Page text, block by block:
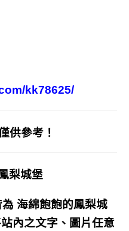
kk78625/
供參考！
梨城堡
海綿飽飽的鳳梨城
內之文字、圖片任意